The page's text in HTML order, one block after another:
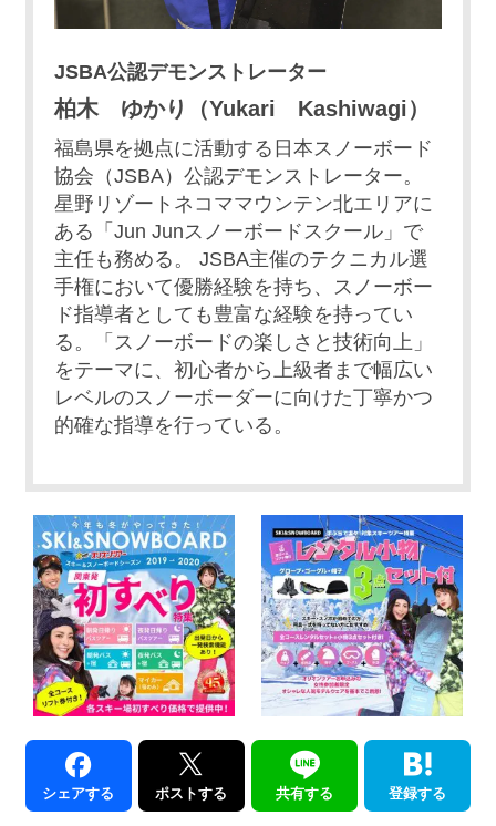
JSBA公認デモンストレーター
柏木 ゆかり（Yukari Kashiwagi）
福島県を拠点に活動する日本スノーボード
協会（JSBA）公認デモンストレーター。
星野リゾートネコママウンテン北エリアに
ある「Jun Junスノーボードスクール」で
主任も務める。 JSBA主催のテクニカル選
手権において優勝経験を持ち、スノーボー
ド指導者としても豊富な経験を持ってい
る。「スノーボードの楽しさと技術向上」
をテーマに、初心者から上級者まで幅広い
レベルのスノーボーダーに向けた丁寧かつ
的確な指導を行っている。
シェアする ポストする 共有する 登録する